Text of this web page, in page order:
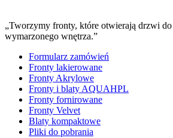
„Tworzymy fronty, które otwierają drzwi
wymarzonego wnętrza.”
Formularz zamówień
Fronty lakierowane
Fronty Akrylowe
Fronty i blaty AQUAHPL
Fronty fornirowane
Fronty Velvet
Blaty kompaktowe
Pliki do pobrania